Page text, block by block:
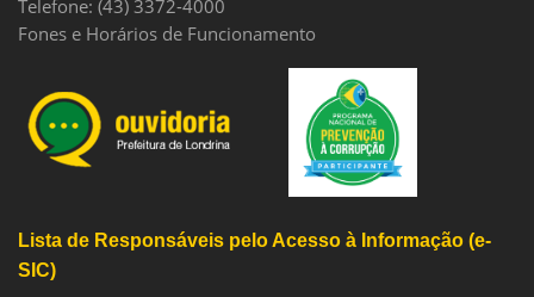
Telefone: (43) 3372-4000
Fones e Horários de Funcionamento
Lista de Responsáveis pelo Acesso à Informação (e-
SIC)